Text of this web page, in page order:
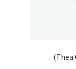
(Thea